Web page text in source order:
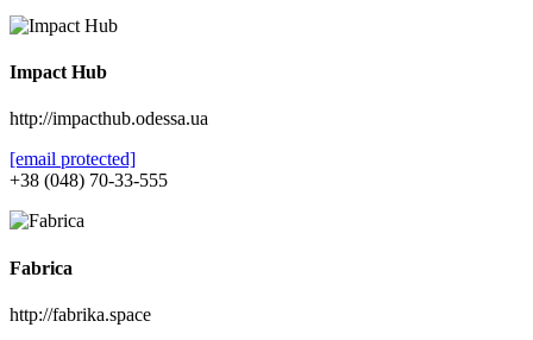
Impact Hub
http://impacthub.odessa.ua
[email protected]
+38 (048) 70-33-555
Fabrica
http://fabrika.space